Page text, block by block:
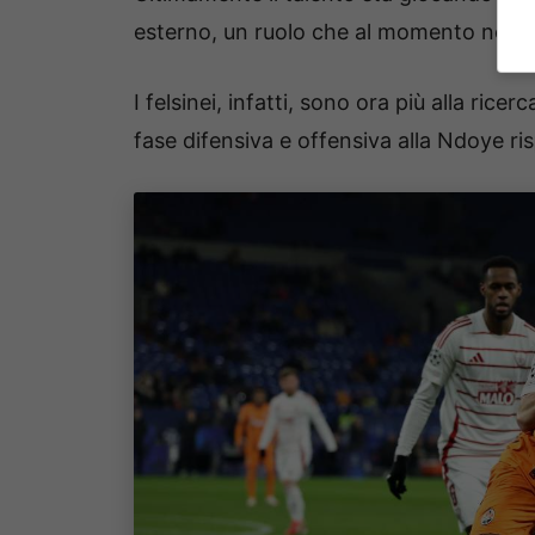
esterno, un ruolo che al momento non
I felsinei, infatti, sono ora più alla
fase difensiva e offensiva alla Ndoye